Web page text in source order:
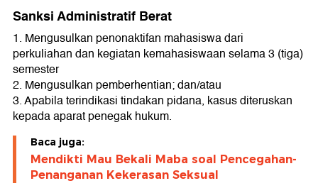
Sanksi Administratif Berat
1. Mengusulkan penonaktifan mahasiswa dari
perkuliahan dan kegiatan kemahasiswaan selama 3 (tiga)
semester
2. Mengusulkan pemberhentian; dan/atau
3. Apabila terindikasi tindakan pidana, kasus diteruskan
kepada aparat penegak hukum.
Baca juga:
Mendikti Mau Bekali Maba soal Pencegahan-
Penanganan Kekerasan Seksual